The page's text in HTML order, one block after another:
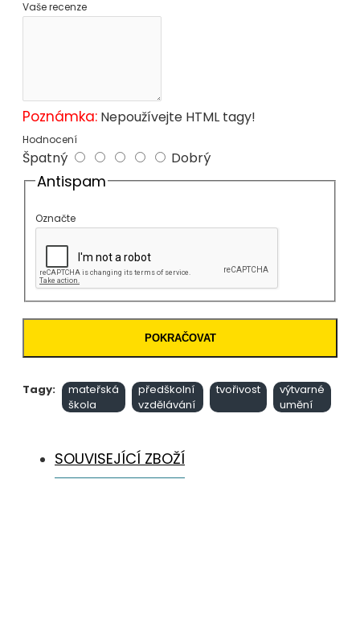
Vaše recenze
Poznámka: Nepoužívejte HTML tagy!
Hodnocení
Špatný Dobrý
Antispam
Označte
POKRAČOVAT
Tagy:
mateřská
škola
předškolní
vzdělávání
tvořivost
výtvarné
umění
SOUVISEJÍCÍ ZBOŽÍ